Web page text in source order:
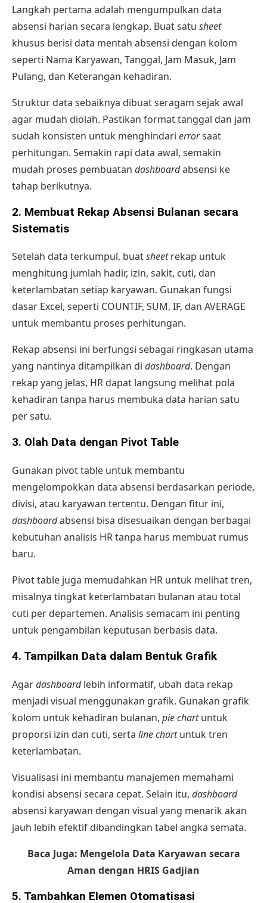
Langkah pertama adalah mengumpulkan data
absensi harian secara lengkap. Buat satu sheet
khusus berisi data mentah absensi dengan kolom
seperti Nama Karyawan, Tanggal, Jam Masuk, Jam
Pulang, dan Keterangan kehadiran.
Struktur data sebaiknya dibuat seragam sejak awal
agar mudah diolah. Pastikan format tanggal dan jam
sudah konsisten untuk menghindari errorsaat
perhitungan. Semakin rapi data awal, semakin
mudah proses pembuatan dashboardabsensi ke
tahap berikutnya.
2. Membuat Rekap Absensi Bulanan secara
Sistematis
Setelah data terkumpul, buatsheetrekap untuk
menghitung jumlah hadir, izin, sakit, cuti, dan
keterlambatan setiap karyawan. Gunakan fungsi
dasar Excel, seperti COUNTIF, SUM, IF, dan AVERAGE
untuk membantu proses perhitungan.
Rekap absensi ini berfungsi sebagai ringkasan utama
yang nantinya ditampilkan di dashboard. Dengan
rekap yang jelas, HR dapat langsung melihat pola
kehadiran tanpa harus membuka data harian satu
per satu.
3. Olah Data dengan Pivot Table
Gunakan pivot table untuk membantu
mengelompokkan data absensi berdasarkan periode,
divisi, atau karyawan tertentu. Dengan fitur ini,
dashboardabsensi bisa disesuaikan dengan berbagai
kebutuhan analisis HRtanpa harus membuat rumus
baru.
Pivot table juga memudahkan HR untuk melihat tren,
misalnya tingkat keterlambatan bulanan atau total
cuti per departemen. Analisis semacam ini penting
untuk pengambilan keputusan berbasis data.
4. Tampilkan Data dalam Bentuk Grafik
Agardashboardlebih informatif, ubah data rekap
menjadi visual menggunakan grafik. Gunakan grafik
kolom untuk kehadiran bulanan, pie chartuntuk
proporsi izin dan cuti, serta line chartuntuk tren
keterlambatan.
Visualisasi ini membantu manajemen memahami
kondisi absensi secara cepat. Selain itu, dashboard
absensi karyawan dengan visual yang menarik akan
jauh lebih efektif dibandingkan tabel angka semata.
Baca Juga: Mengelola Data Karyawan secara
Aman dengan HRIS Gadjian
5. Tambahkan Elemen Otomatisasi